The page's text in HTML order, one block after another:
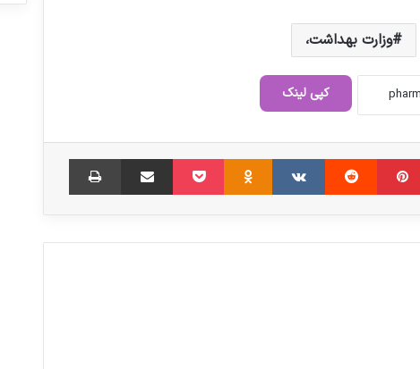
وزارت بهداشت،
کپی لینک
‫پین‌ترست ‫رددیت ‫VKontakte
‫Odnoklassniki پاکت اشتراک گذاری از طریق ایمیل
پیش‌بینی سونامی «سالمندی» در ایران
منصوب شدند